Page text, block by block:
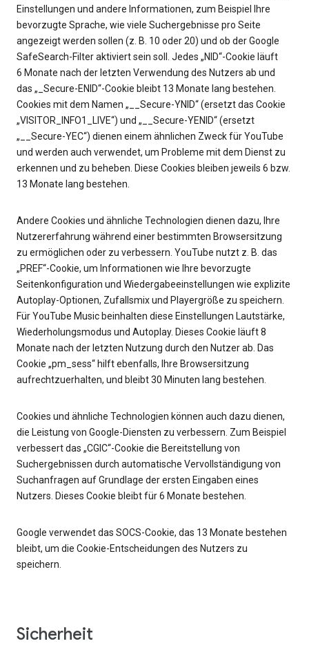
Einstellungen und andere Informationen, zum Beispiel Ihre
bevorzugte Sprache, wie viele Suchergebnisse pro Seite
angezeigt werden sollen (z. B. 10 oder 20) und ob der Google
SafeSearch-Filter aktiviert sein soll. Jedes „NID“-Cookie läuft
6 Monate nach der letzten Verwendung des Nutzers ab und
das „_Secure-ENID“-Cookie bleibt 13 Monate lang bestehen.
Cookies mit dem Namen „__Secure-YNID“ (ersetzt das Cookie
„VISITOR_INFO1_LIVE“) und „__Secure-YENID“ (ersetzt
„__Secure-YEC“) dienen einem ähnlichen Zweck für YouTube
und werden auch verwendet, um Probleme mit dem Dienst zu
erkennen und zu beheben. Diese Cookies bleiben jeweils 6 bzw.
13 Monate lang bestehen.
Andere Cookies und ähnliche Technologien dienen dazu, Ihre
Nutzererfahrung während einer bestimmten Browsersitzung
zu ermöglichen oder zu verbessern. YouTube nutzt z. B. das
„PREF“-Cookie, um Informationen wie Ihre bevorzugte
Seitenkonfiguration und Wiedergabeeinstellungen wie explizite
Autoplay-Optionen, Zufallsmix und Playergröße zu speichern.
Für YouTube Music beinhalten diese Einstellungen Lautstärke,
Wiederholungsmodus und Autoplay. Dieses Cookie läuft 8
Monate nach der letzten Nutzung durch den Nutzer ab. Das
Cookie „pm_sess“ hilft ebenfalls, Ihre Browsersitzung
aufrechtzuerhalten, und bleibt 30 Minuten lang bestehen.
Cookies und ähnliche Technologien können auch dazu dienen,
die Leistung von Google-Diensten zu verbessern. Zum Beispiel
verbessert das „CGIC“-Cookie die Bereitstellung von
Suchergebnissen durch automatische Vervollständigung von
Suchanfragen auf Grundlage der ersten Eingaben eines
Nutzers. Dieses Cookie bleibt für 6 Monate bestehen.
Google verwendet das SOCS-Cookie, das 13 Monate bestehen
bleibt, um die Cookie-Entscheidungen des Nutzers zu
speichern.
Sicherheit